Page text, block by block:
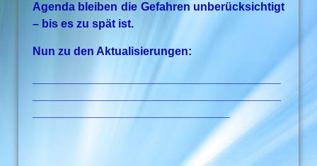
Agenda bleiben die Gefahren unberücksichtigt
– bis es zu spät ist.
Nun zu den Aktualisierungen:
_______________________________________
_______________________________________
_______________________________